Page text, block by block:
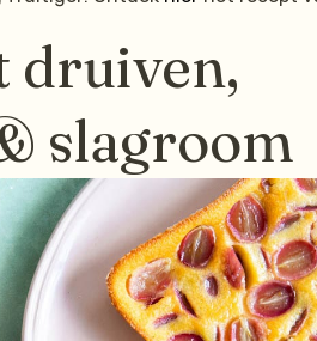
druiven,
slagroom